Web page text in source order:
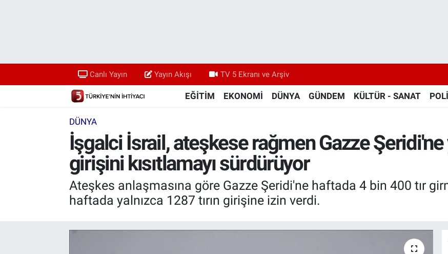
Canlı Yayın Yayın Akışı TV 5 Ekranı ve Arşiv
EĞİTİM EKONOMİ DÜNYA GÜNDEM KÜLTÜR - SANAT
DÜNYA
İşgalci İsrail, ateşkese rağmen Gazze Şeridi'ne
girişini kısıtlamayı sürdürüyor
Ateşkes anlaşmasına göre Gazze Şeridi'ne haftada 4 bin 400 tır
haftada yalnızca 1287 tırın girişine izin verdi.
Yayın Akışı
TV 5 Ekranı ve Arşiv